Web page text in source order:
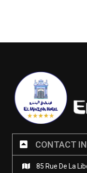
CONTACT
85 Rue De La